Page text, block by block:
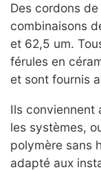
Des cordons
combinaisons
et 62,5 um.
férules en
et sont fournis
Ils conviennent
les systèmes,
polymère sans
adapté aux